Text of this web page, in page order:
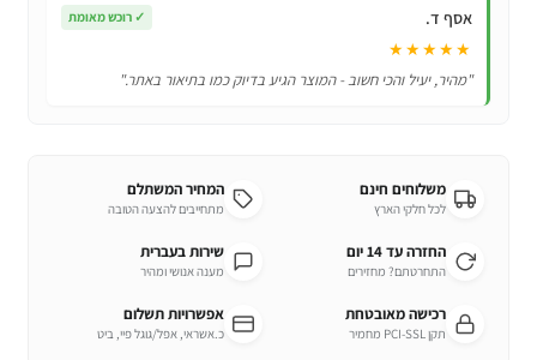
אסף ד. ✓ רוכש מאומת
★★★★★
"מהיר, יעיל והכי חשוב - המוצר הגיע בדיוק כמו בתיאור באתר."
משלוחים חינם
לכל חלקי הארץ
המחיר המשתלם
מתחייבים להצעה הטובה
החזרה עד 14 יום
התחרטתם? מחזירים
שירות בעברית
מענה אנושי ומהיר
רכישה מאובטחת
תקן PCI-SSL מחמיר
אפשרויות תשלום
כ.אשראי, אפל/גוגל פיי, ביט